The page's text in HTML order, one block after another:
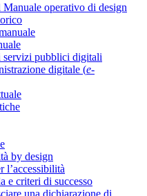
Manuale operativo di design
servizi pubblici digitali
digitale (e-
by design
l’accessibilità
e criteri di successo
una dichiarazione di